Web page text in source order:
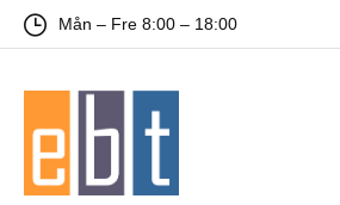
Mån – Fre 8:00 – 18:00